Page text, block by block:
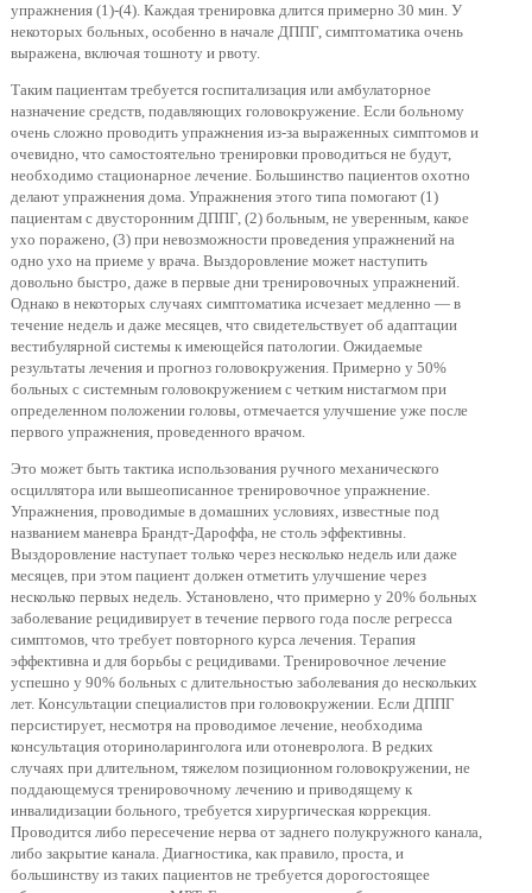
упражнения (1)-(4). Каждая тренировка длится примерно 30 мин. У
некоторых больных, особенно в начале ДППГ, симптоматика очень
выражена, включая тошноту и рвоту.
Таким пациентам требуется госпитализация или амбулаторное
назначение средств, подавляющих головокружение. Если больному
очень сложно проводить упражнения из-за выраженных симптомов и
очевидно, что самостоятельно тренировки проводиться не будут,
необходимо стационарное лечение. Большинство пациентов охотно
делают упражнения дома. Упражнения этого типа помогают (1)
пациентам с двусторонним ДППГ, (2) больным, не уверенным, какое
ухо поражено, (3) при невозможности проведения упражнений на
одно ухо на приеме у врача. Выздоровление может наступить
довольно быстро, даже в первые дни тренировочных упражнений.
Однако в некоторых случаях симптоматика исчезает медленно — в
течение недель и даже месяцев, что свидетельствует об адаптации
вестибулярной системы к имеющейся патологии. Ожидаемые
результаты лечения и прогноз головокружения. Примерно у 50%
больных с системным головокружением с четким нистагмом при
определенном положении головы, отмечается улучшение уже после
первого упражнения, проведенного врачом.
Это может быть тактика использования ручного механического
осциллятора или вышеописанное тренировочное упражнение.
Упражнения, проводимые в домашних условиях, известные под
названием маневра Брандт-Дароффа, не столь эффективны.
Выздоровление наступает только через несколько недель или даже
месяцев, при этом пациент должен отметить улучшение через
несколько первых недель. Установлено, что примерно у 20% больных
заболевание рецидивирует в течение первого года после регресса
симптомов, что требует повторного курса лечения. Терапия
эффективна и для борьбы с рецидивами. Тренировочное лечение
успешно у 90% больных с длительностью заболевания до нескольких
лет. Консультации специалистов при головокружении. Если ДППГ
персистирует, несмотря на проводимое лечение, необходима
консультация оториноларинголога или отоневролога. В редких
случаях при длительном, тяжелом позиционном головокружении, не
поддающемуся тренировочному лечению и приводящему к
инвалидизации больного, требуется хирургическая коррекция.
Проводится либо пересечение нерва от заднего полукружного канала,
либо закрытие канала. Диагностика, как правило, проста, и
большинству из таких пациентов не требуется дорогостоящее